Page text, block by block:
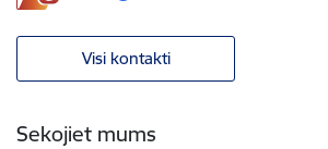
Visi kontakti
Sekojiet mums